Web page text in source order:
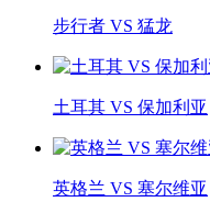
步行者 VS 猛龙
土耳其 VS 保加利亚
英格兰 VS 塞尔维亚